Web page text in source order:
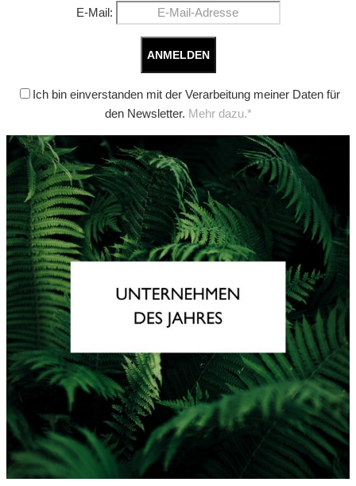
E-Mail:
Ich bin einverstanden mit der Verarbeitung meiner Daten für
den Newsletter. Mehr dazu.*